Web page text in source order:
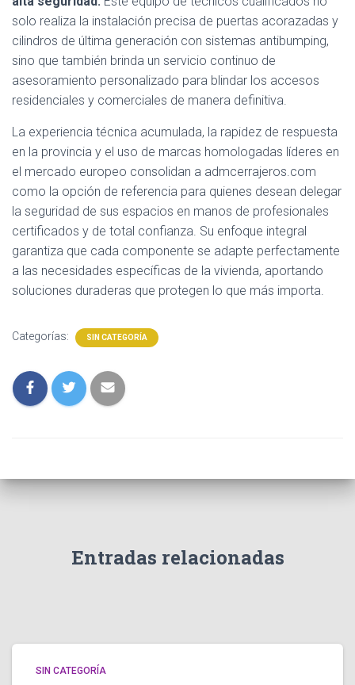
solo realiza la instalación precisa de puertas acorazadas y
cilindros de última generación con sistemas antibumping,
sino que también brinda un servicio continuo de
asesoramiento personalizado para blindar los accesos
residenciales y comerciales de manera definitiva.
La experiencia técnica acumulada, la rapidez de respuesta
en la provincia y el uso de marcas homologadas líderes en
el mercado europeo consolidan a admcerrajeros.com
como la opción de referencia para quienes desean delegar
la seguridad de sus espacios en manos de profesionales
certificados y de total confianza. Su enfoque integral
garantiza que cada componente se adapte perfectamente
a las necesidades específicas de la vivienda, aportando
soluciones duraderas que protegen lo que más importa.
Categorías: SIN CATEGORÍA
Entradas relacionadas
SIN CATEGORÍA